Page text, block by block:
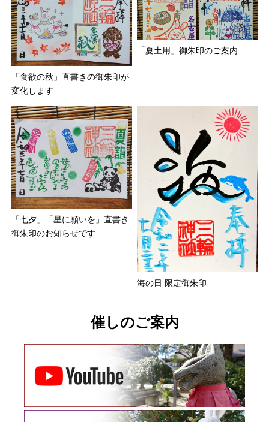
「食欲の秋」直書きの御朱印が
変化します
「夏土用」御朱印のご案内
「七夕」「星に願いを」直書き
御朱印のお知らせです
海の日 限定御朱印
催しのご案内